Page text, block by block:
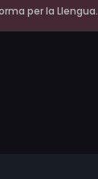
per la Llengua.